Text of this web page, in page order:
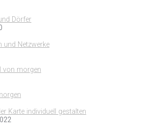
Dörfer
und Netzwerke
von morgen
Karte individuell gestalten